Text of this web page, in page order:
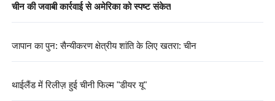
चीन की जवाबी कार्रवाई से अमेरिका को स्पष्ट संकेत
जापान का पुन: सैन्यीकरण क्षेत्रीय शांति के लिए खतरा: चीन
थाईलैंड में रिलीज़ हुई चीनी फिल्म "डीयर यू"